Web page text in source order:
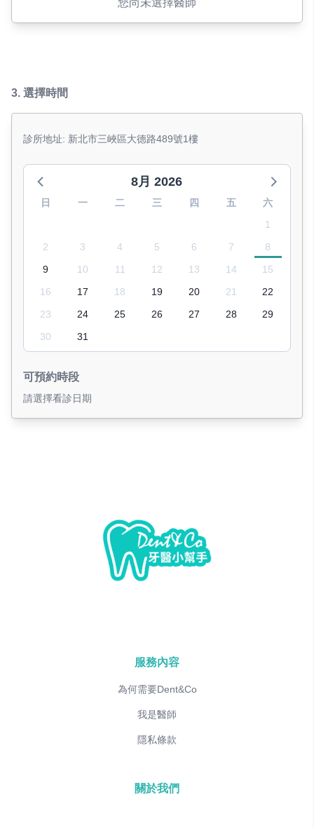
3. 選擇時間
診所地址: 新北市三峽區大德路489號1樓
8月 2026
日 一 二 三 四 五
六
1
2
3 4 5 6 7
8
9
10 11 12 13 14
15
16
17 18 19 20 21
22
23
24 25 26 27 28
29
30
31
可預約時段
請選擇看診日期
服務內容
為何需要Dent&Co
我是醫師
隱私條款
關於我們